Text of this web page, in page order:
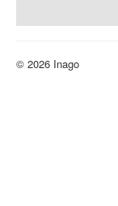
© 2026 Inago